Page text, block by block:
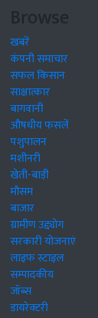
Browse
खबरें
कंपनी समाचार
सफल किसान
साक्षात्कार
बागवानी
औषधीय फसलें
पशुपालन
मशीनरी
खेती-बाड़ी
मौसम
बाजार
ग्रामीण उद्द्योग
सरकारी योजनाएं
लाइफ स्टाइल
सम्पादकीय
जॉब्स
डायरेक्टरी